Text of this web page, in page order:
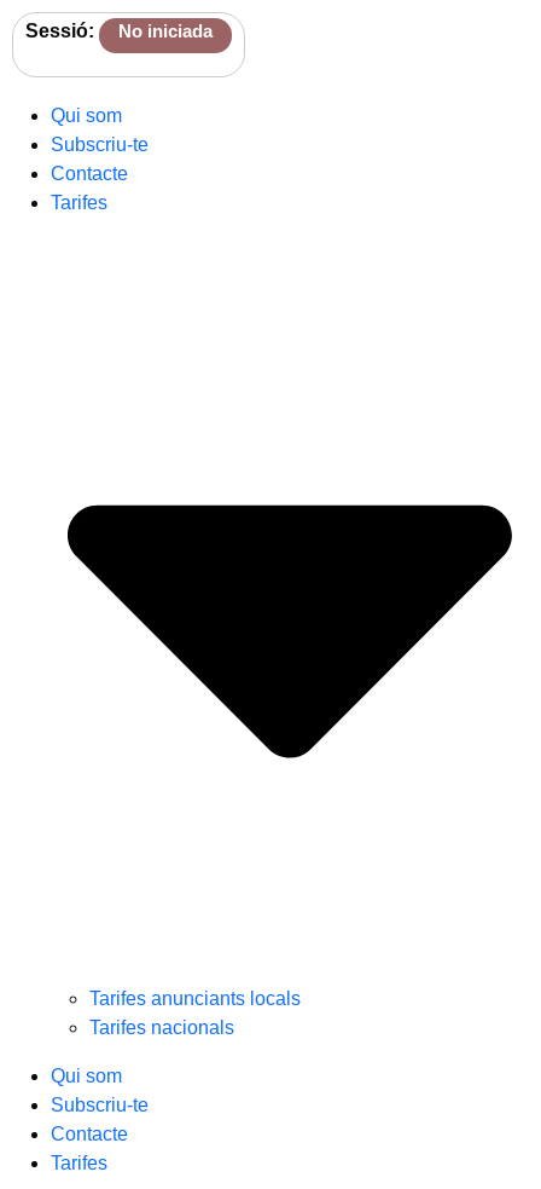
Sessió: No iniciada
Qui som
Subscriu-te
Contacte
Tarifes
Tarifes anunciants locals
Tarifes nacionals
Qui som
Subscriu-te
Contacte
Tarifes